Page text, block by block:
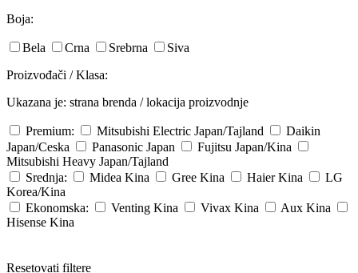
Boja:
Bela Crna Srebrna
Siva
Proizvođači / Klasa:
Ukazana je: strana brenda / lokacija proizvodnje
Premium: Mitsubishi Electric Japan/Tajland
Daikin
Japan/Ceska
Panasonic Japan Fujitsu Japan/Kina
Mitsubishi Heavy Japan/Tajland
Srednja:
Midea Kina Gree Kina Haier Kina
LG
Korea/Kina
Ekonomska:
Venting Kina Vivax Kina Aux Kina
Hisense Kina
Resetovati filtere